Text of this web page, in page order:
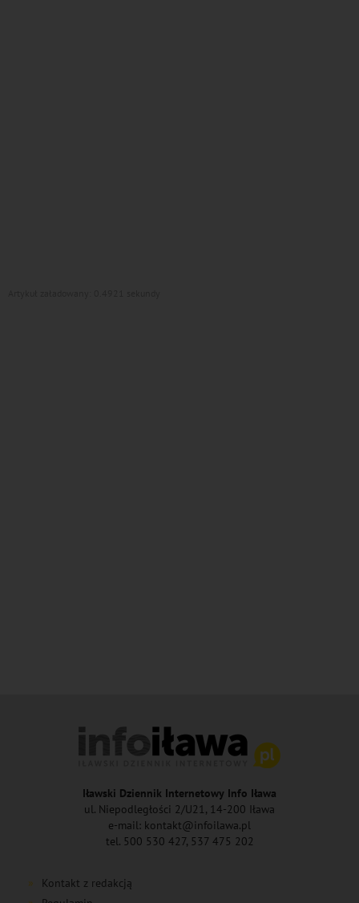
Iławski Dziennik Internetowy Info Iława
ul. Niepodległości 2/U21, 14-200 Iława
e-mail: kontakt@infoilawa.pl
tel. 500 530 427, 537 475 202
Kontakt z redakcją